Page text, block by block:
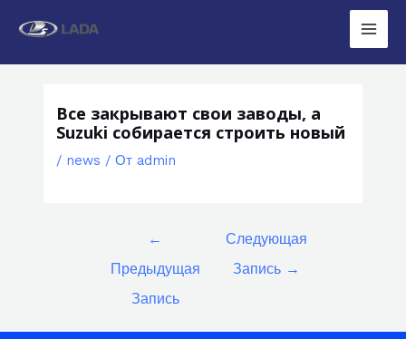
Main
Все закрывают свои заводы, а
Suzuki собирается строить новый
/ news / От admin
←
Предыдущая
Запись
Следующая
Запись →